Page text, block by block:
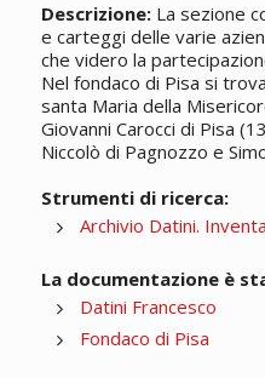
Descrizione:La sezione
e carteggi delle varie
che videro la
Nel fondaco di Pisa si
santa Maria della
Giovanni Carocci di Pisa
Niccolò di Pagnozzo e
Strumenti di ricerca:
Archivio Datini.
La documentazione è
Datini Francesco
Fondaco di Pisa